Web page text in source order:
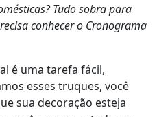
Tudo sobra para
conhecer o Cronograma
é uma tarefa fácil,
esses truques, você
sua decoração esteja